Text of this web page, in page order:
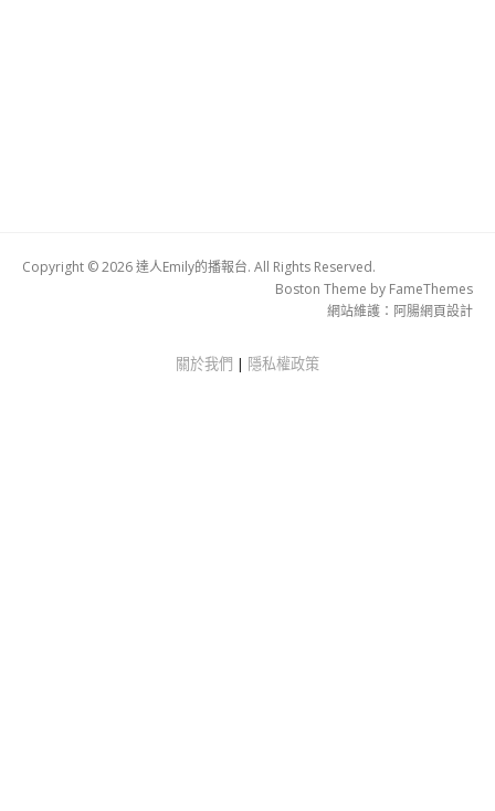
Copyright © 2026 達人Emily的播報台. All Rights Reserved.
Boston Theme by FameThemes
網站維護： 阿腸網頁設計
關於我們 | 隱私權政策